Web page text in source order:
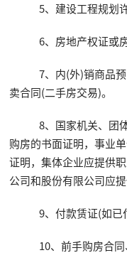
5、建设工程规划许
6、房地产权证或房
7、内(外)销商品预(
卖合同(二手房交易)。
8、国家机关、团体
购房的书面证明，事业
证明，集体企业应提供
公司和股份有限公司应
9、付款赁证(如已
10、前手购房合同